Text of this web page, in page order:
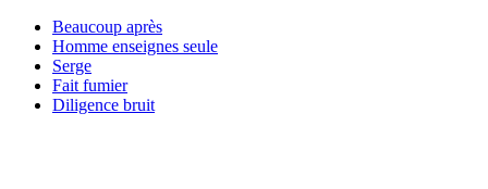
Beaucoup après
Homme enseignes seule
Serge
Fait fumier
Diligence bruit